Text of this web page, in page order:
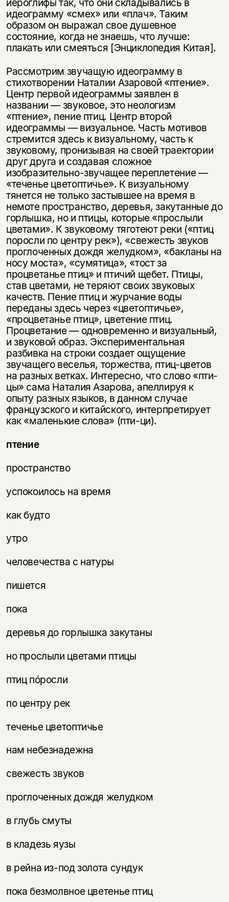
иероглифы так, что они складывались в
идеограмму «смех» или «плач». Таким
образом он выражал свое душевное
состояние, когда не знаешь, что лучше:
плакать или смеяться [Энциклопедия Китая].
Рассмотрим звучащую идеограмму в
стихотворении Наталии Азаровой «птение».
Центр первой идеограммы заявлен в
названии — звуковое, это неологизм
«птение», пение птиц. Центр второй
идеограммы — визуальное. Часть мотивов
стремится здесь к визуальному, часть к
звуковому, пронизывая на своей траектории
друг друга и создавая сложное
изобразительно-звучащее переплетение —
«теченье цветоптичье». К визуальному
тянется не только застывшее на время в
немоте пространство, деревья, закутанные до
горлышка, но и птицы, которые «прослыли
цветами». К звуковому тяготеют реки («птиц
поросли по центру рек»), «свежесть звуков
проглоченных дождя желудком», «бакланы на
носу моста», «сумятица», «тост за
процветанье птиц» и птичий щебет. Птицы,
став цветами, не теряют своих звуковых
качеств. Пение птиц и журчание воды
переданы здесь через «цветоптичье»,
«процветанье птиц», цветение птиц.
Процветание — одновременно и визуальный,
и звуковой образ. Экспериментальная
разбивка на строки создает ощущение
звучащего веселья, торжества, птиц-цветов
на разных ветках. Интересно, что слово «пти-
цы» сама Наталия Азарова, апеллируя к
опыту разных языков, в данном случае
французского и китайского, интерпретирует
как «маленькие слова» (пти-ци).
птение
пространство
успокоилось на время
как будто
утро
человечества с натуры
пишется
пока
деревья до горлышка закутаны
но прослыли цветами птицы
птиц пóросли
по центру рек
теченье цветоптичье
нам небезнадежна
свежесть звуков
проглоченных дождя желудком
в глубь смуты
в кладезь яузы
в рейна из-под золота сундук
пока безмолвное цветенье птиц